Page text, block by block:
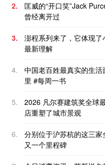
2.
匡威的“开口笑”Jack
曾经离开过
3.
澎程系列来了，它体现了
最新理解
4.
中国老百姓最真实的生
里 #每周一书
5.
2026 凡尔赛建筑奖全球
店重塑了城市景观
6.
分别位于沪苏杭的这三
又一个里程碑